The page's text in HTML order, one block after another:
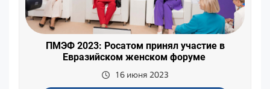
ПМЭФ 2023: Росатом принял участие в
Евразийском женском форуме
16 июня 2023